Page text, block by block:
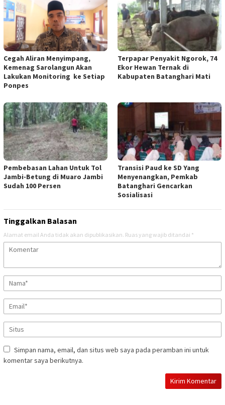
Cegah Aliran Menyimpang,
Kemenag Sarolangun Akan
Lakukan Monitoring ke Setiap
Ponpes
Terpapar Penyakit Ngorok, 74
Ekor Hewan Ternak di
Kabupaten Batanghari Mati
Pembebasan Lahan Untuk Tol
Jambi-Betung di Muaro Jambi
Sudah 100 Persen
Transisi Paud ke SD Yang
Menyenangkan, Pemkab
Batanghari Gencarkan
Sosialisasi
Tinggalkan Balasan
Alamat email Anda tidak akan dipublikasikan. Ruas yang wajib ditandai *
Simpan nama, email, dan situs web saya pada peramban ini untuk
komentar saya berikutnya.